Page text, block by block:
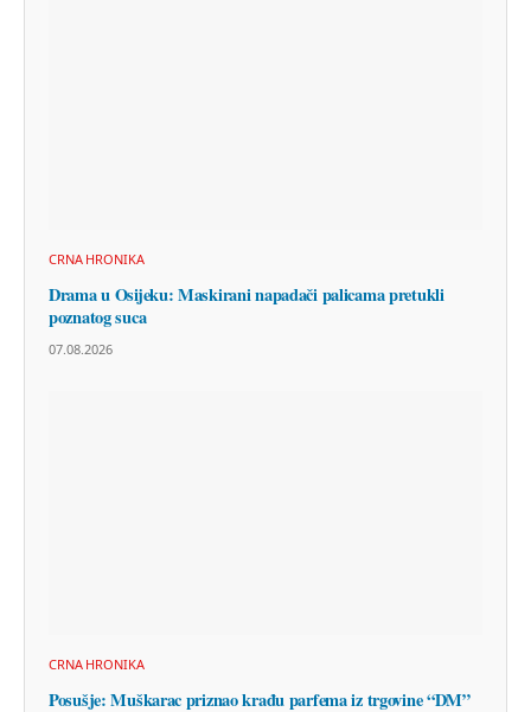
CRNA HRONIKA
Drama u Osijeku: Maskirani napadači palicama pretukli
poznatog suca
07.08.2026
CRNA HRONIKA
Posušje: Muškarac priznao krađu parfema iz trgovine “DM”